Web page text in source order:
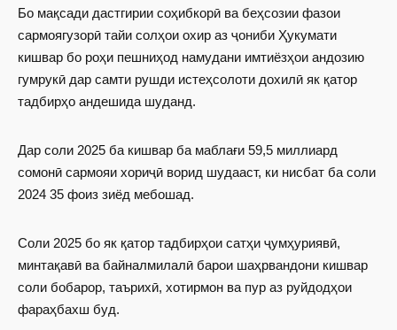
Бо мақсади дастгирии соҳибкорӣ ва беҳсозии фазои
сармоягузорӣ тайи солҳои охир аз ҷониби Ҳукумати
кишвар бо роҳи пешниҳод намудани имтиёзҳои андозию
гумрукӣ дар самти рушди истеҳсолоти дохилӣ як қатор
тадбирҳо андешида шуданд.
Дар соли 2025 ба кишвар ба маблағи 59,5 миллиард
сомонӣ сармояи хориҷӣ ворид шудааст, ки нисбат ба соли
2024 35 фоиз зиёд мебошад.
Соли 2025 бо як қатор тадбирҳои сатҳи ҷумҳуриявӣ,
минтақавӣ ва байналмилалӣ барои шаҳрвандони кишвар
соли бобарор, таърихӣ, хотирмон ва пур аз руйдодҳои
фараҳбахш буд.